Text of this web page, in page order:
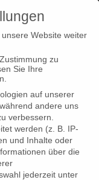
DVD Release bei
Release
Website weiter
zu
Sie Ihre
auf unserer
andere uns
verbessern.
werden (z. B. IP-
und Inhalte oder
über die
jederzeit unter